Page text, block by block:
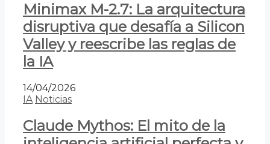
Minimax M-2.7: La arquitectura
disruptiva que desafía a Silicon
Valley y reescribe las reglas de
la IA
14/04/2026
IA Noticias
Claude Mythos: El mito de la